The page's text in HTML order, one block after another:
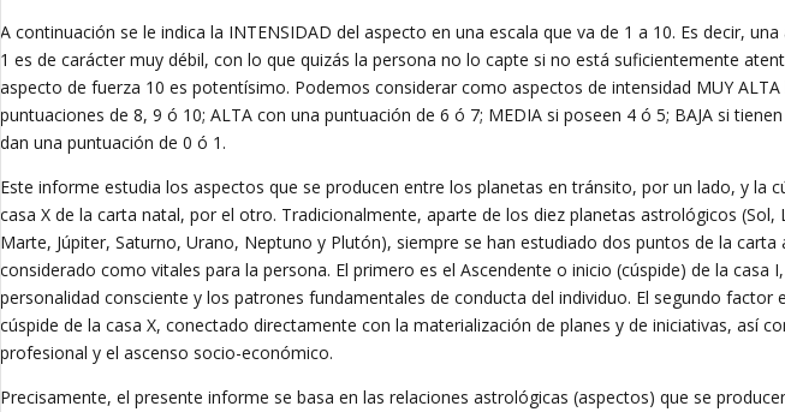
A continuación se le indica la INTENSIDAD del aspecto en una escala que va de 1 a 10. Es decir,
1 es de carácter muy débil, con lo que quizás la persona no lo capte si no está suficientemente
aspecto de fuerza 10 es potentísimo. Podemos considerar como aspectos de intensidad MUY
puntuaciones de 8, 9 ó 10; ALTA con una puntuación de 6 ó 7; MEDIA si poseen 4 ó 5; BAJA si tienen
dan una puntuación de 0 ó 1.
Este informe estudia los aspectos que se producen entre los planetas en tránsito, por un lado, y la
casa X de la carta natal, por el otro. Tradicionalmente, aparte de los diez planetas astrológicos (Sol,
Marte, Júpiter, Saturno, Urano, Neptuno y Plutón), siempre se han estudiado dos puntos de la carta
considerado como vitales para la persona. El primero es el Ascendente o inicio (cúspide) de la casa
personalidad consciente y los patrones fundamentales de conducta del individuo. El segundo factor
cúspide de la casa X, conectado directamente con la materialización de planes y de iniciativas, así
profesional y el ascenso socio-económico.
Precisamente, el presente informe se basa en las relaciones astrológicas (aspectos) que se